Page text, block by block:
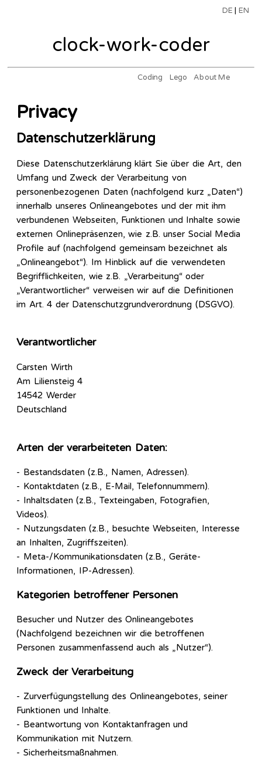
DE |EN
clock-work-coder
Coding Lego About Me
Privacy
Datenschutzerklärung
Diese Datenschutzerklärung klärt Sie über die Art, den
Umfang und Zweck der Verarbeitung von
personenbezogenen Daten (nachfolgend kurz „Daten“)
innerhalb unseres Onlineangebotes und der mit ihm
verbundenen Webseiten, Funktionen und Inhalte sowie
externen Onlinepräsenzen, wie z.B. unser Social Media
Profile auf (nachfolgend gemeinsam bezeichnet als
„Onlineangebot“). Im Hinblick auf die verwendeten
Begrifflichkeiten, wie z.B. „Verarbeitung“ oder
„Verantwortlicher“ verweisen wir auf die Definitionen
im Art. 4 der Datenschutzgrundverordnung (DSGVO).
Verantwortlicher
Carsten Wirth
Am Liliensteig 4
14542 Werder
Deutschland
Arten der verarbeiteten Daten:
- Bestandsdaten (z.B., Namen, Adressen).
- Kontaktdaten (z.B., E-Mail, Telefonnummern).
- Inhaltsdaten (z.B., Texteingaben, Fotografien,
Videos).
- Nutzungsdaten (z.B., besuchte Webseiten, Interesse
an Inhalten, Zugriffszeiten).
- Meta-/Kommunikationsdaten (z.B., Geräte-
Informationen, IP-Adressen).
Kategorien betroffener Personen
Besucher und Nutzer des Onlineangebotes
(Nachfolgend bezeichnen wir die betroffenen
Personen zusammenfassend auch als „Nutzer“).
Zweck der Verarbeitung
- Zurverfügungstellung des Onlineangebotes, seiner
Funktionen und Inhalte.
- Beantwortung von Kontaktanfragen und
Kommunikation mit Nutzern.
- Sicherheitsmaßnahmen.